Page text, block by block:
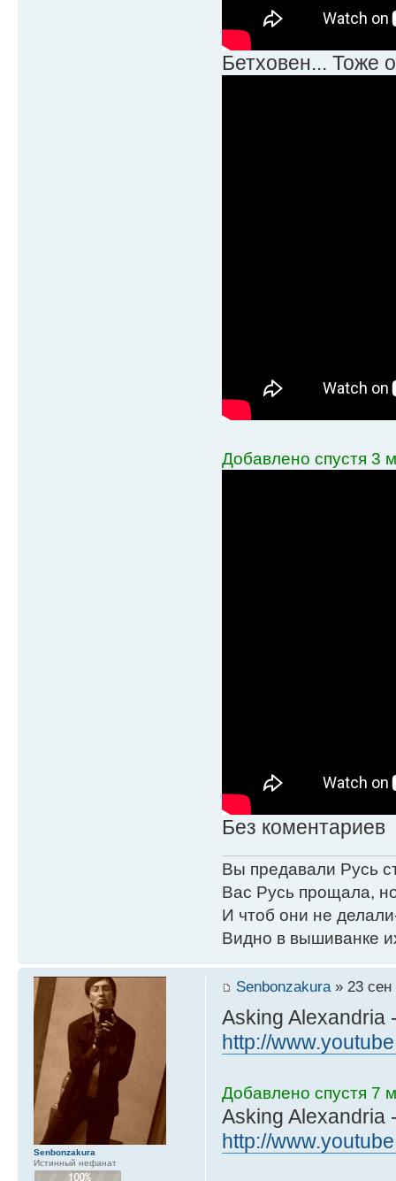
Бетховен... Тоже
Добавлено спустя 3
Без коментариев
Вы предавали Русь
Вас Русь прощала,
И чтоб они не
Видно в вышиванке
Senbonzakura» 23 сен
Asking Alexandria
http://
Добавлено спустя 7
Asking Alexandria
http://
Senbonzakura
Истинный нефанат